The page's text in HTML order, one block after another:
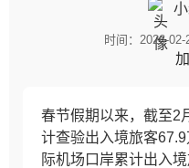
时间：2026-02-
春节假期以来，截至2
计查验出入境旅客
际机场口岸累计出入